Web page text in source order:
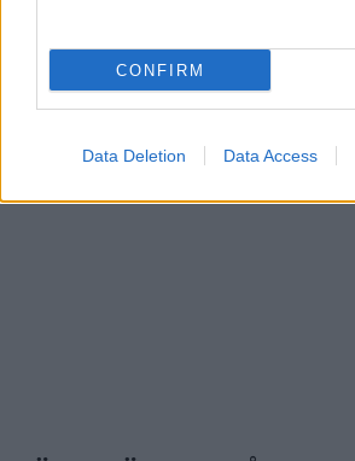
CONFIRM
Data Deletion Data Access
FLER ARTIKLAR
Medlemsartikel